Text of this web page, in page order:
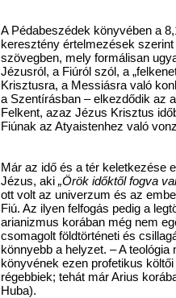
A Pédabeszédek könyvében a
keresztény értelmezések
szövegben, mely formálisan
Jézusról, a Fiúról szól, a
Krisztusra, a Messiásra való
a Szentírásban – elkezdődik az
Felkent, azaz Jézus Krisztus
Fiúnak az Atyaistenhez való
Már az idő és a tér keletkezése
Jézus, aki „Örök időktől fogva
ott volt az univerzum és az
Fiú. Az ilyen felfogás pedig a
arianizmus korában még nem
csomagolt földtörténeti és
könnyebb a helyzet. – A
könyvének ezen profetikus
régebbiek; tehát már Arius
Huba).